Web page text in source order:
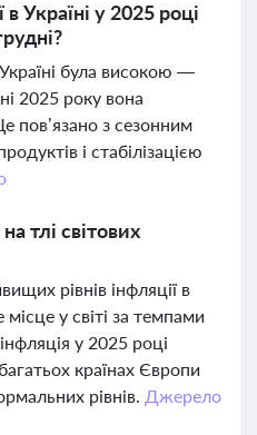
Україні у 2025 році
була високою —
2025 року вона
пов’язано з сезонним
і стабілізацією
тлі світових
рівнів інфляції в
у світі за темпами
у 2025 році
країнах Європи
рівнів. Джерело